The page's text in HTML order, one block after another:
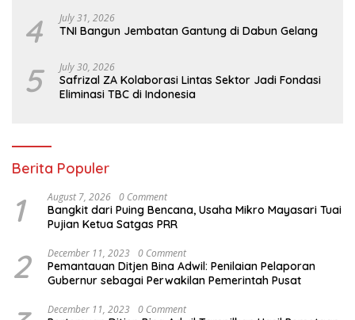
4 July 31, 2026
TNI Bangun Jembatan Gantung di Dabun Gelang
5 July 30, 2026
Safrizal ZA Kolaborasi Lintas Sektor Jadi Fondasi
Eliminasi TBC di Indonesia
Berita Populer
1 August 7, 2026 0 Comment
Bangkit dari Puing Bencana, Usaha Mikro Mayasari Tuai
Pujian Ketua Satgas PRR
2 December 11, 2023 0 Comment
Pemantauan Ditjen Bina Adwil: Penilaian Pelaporan
Gubernur sebagai Perwakilan Pemerintah Pusat
December 11, 2023 0 Comment